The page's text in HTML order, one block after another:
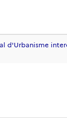
d'Urbanisme